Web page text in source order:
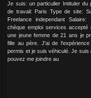
Je suis: un particulier Intituler du
de travail: Paris Type de site:
Freelance independant
chèque emploi services accepté
une jeune femme de 21 ans je
fille au père. J'ai de
permis et je suis véhiculé. Je suis
pouvez me joindre au